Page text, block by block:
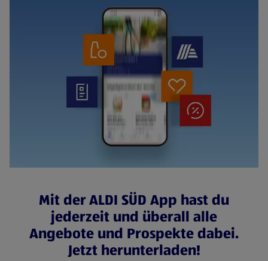
Mit der ALDI SÜD App hast du
jederzeit und überall alle
Angebote und Prospekte dabei.
Jetzt herunterladen!